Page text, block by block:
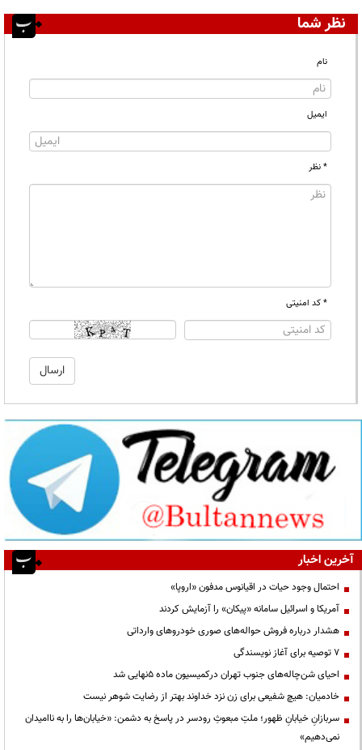
نظر شما
نام
ایمیل
* نظر
* کد امنیتی
آخرین اخبار
احتمال وجود حیات در اقیانوس مدفون «اروپا»
آمریکا و اسرائیل سامانه «پیکان» را آزمایش کردند
هشدار درباره فروش حواله‌های صوری خودروهای وارداتی
۷ توصیه برای آغاز نویسندگی
احیای شن‌چاله‌های جنوب تهران درکمیسیون ماده ۵نهایی شد
خادمیان: هیچ شفیعی برای زن نزد خداوند بهتر از رضایت شوهر نیست
سربازانِ خیابانِ ظهور؛ ملتِ مبعوثِ رودسر در پاسخ به دشمن: «خیابان‌ها را به ناامیدان
نمی‌دهیم»